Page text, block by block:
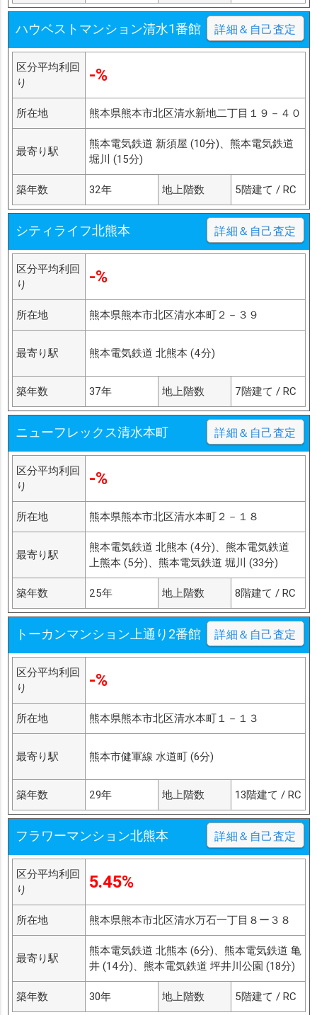
ハウベストマンション清水1番館 詳細＆自己査定
区分平均利回
り
-%
所在地 熊本県熊本市北区清水新地二丁目１９－４０
最寄り駅
熊本電気鉄道 新須屋 (10分)、熊本電気鉄道
堀川 (15分)
築年数 32年 地上階数 5階建て / RC
シティライフ北熊本 詳細＆自己査定
区分平均利回
り
-%
所在地 熊本県熊本市北区清水本町２－３９
最寄り駅 熊本電気鉄道 北熊本 (4分)
築年数 37年 地上階数 7階建て / RC
ニューフレックス清水本町 詳細＆自己査定
区分平均利回
り
-%
所在地 熊本県熊本市北区清水本町２－１８
最寄り駅
熊本電気鉄道 北熊本 (4分)、熊本電気鉄道
上熊本 (5分)、熊本電気鉄道 堀川 (33分)
築年数 25年 地上階数 8階建て / RC
トーカンマンション上通り2番館 詳細＆自己査定
区分平均利回
り
-%
所在地 熊本県熊本市北区清水本町１－１３
最寄り駅 熊本市健軍線 水道町 (6分)
築年数 29年 地上階数 13階建て / RC
フラワーマンション北熊本 詳細＆自己査定
区分平均利回
り
5.45%
所在地 熊本県熊本市北区清水万石一丁目８ー３８
最寄り駅
熊本電気鉄道 北熊本 (6分)、熊本電気鉄道 亀
井 (14分)、熊本電気鉄道 坪井川公園 (18分)
築年数 30年 地上階数 5階建て / RC